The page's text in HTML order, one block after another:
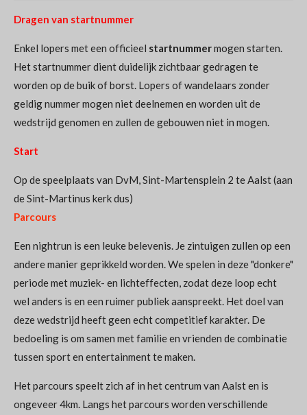
Dragen van startnummer
Enkel lopers met een officieel startnummermogen starten.
Het startnummer dient duidelijk zichtbaar gedragen te
worden op de buik of borst. Lopers of wandelaars zonder
geldig nummer mogen niet deelnemen en worden uit de
wedstrijd genomen en zullen de gebouwen niet in mogen.
Start
Op de speelplaats van DvM, Sint-Martensplein 2 te Aalst (aan
de Sint-Martinus kerk dus)
Parcours
Een nightrun is een leuke belevenis. Je zintuigen zullen op een
andere manier geprikkeld worden. We spelen in deze "donkere"
periode met muziek- en lichteffecten, zodat deze loop echt
wel anders is en een ruimer publiek aanspreekt. Het doel van
deze wedstrijd heeft geen echt competitief karakter. De
bedoeling is om samen met familie en vrienden de combinatie
tussen sport en entertainment te maken.
Het parcours speelt zich af in het centrum van Aalst en is
ongeveer 4km. Langs het parcours worden verschillende